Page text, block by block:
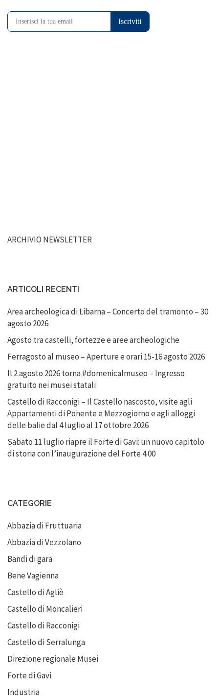
ARCHIVIO NEWSLETTER
ARTICOLI RECENTI
Area archeologica di Libarna – Concerto del tramonto – 30
agosto 2026
Agosto tra castelli, fortezze e aree archeologiche
Ferragosto al museo – Aperture e orari 15-16 agosto 2026
Il 2 agosto 2026 torna #domenicalmuseo – Ingresso
gratuito nei musei statali
Castello di Racconigi – Il Castello nascosto, visite agli
Appartamenti di Ponente e Mezzogiorno e agli alloggi
delle balie dal 4 luglio al 17 ottobre 2026
Sabato 11 luglio riapre il Forte di Gavi: un nuovo capitolo
di storia con l’inaugurazione del Forte 4.00
CATEGORIE
Abbazia di Fruttuaria
Abbazia di Vezzolano
Bandi di gara
Bene Vagienna
Castello di Agliè
Castello di Moncalieri
Castello di Racconigi
Castello di Serralunga
Direzione regionale Musei
Forte di Gavi
Industria